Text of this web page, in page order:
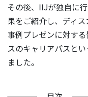
その後、IIJが独自に
果をご紹介し、ディス
事例プレゼンに対す
スのキャリアパスと
ました。